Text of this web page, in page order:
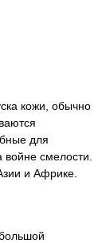
кожи, обычно
для
войне смелости.
и Африке.